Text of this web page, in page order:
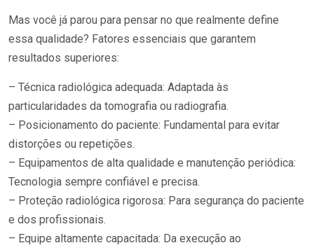
Mas você já parou para pensar no que realmente define
essa qualidade? Fatores essenciais que garantem
resultados superiores:
– Técnica radiológica adequada: Adaptada às
particularidades da tomografia ou radiografia.
– Posicionamento do paciente: Fundamental para evitar
distorções ou repetições.
– Equipamentos de alta qualidade e manutenção periódica:
Tecnologia sempre confiável e precisa.
– Proteção radiológica rigorosa: Para segurança do paciente
e dos profissionais.
– Equipe altamente capacitada: Da execução ao